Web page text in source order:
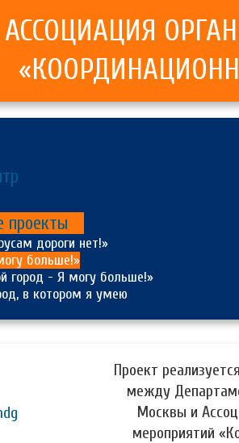
АССОЦИАЦИЯ
проекты
дороги нет!»
больше!»
город - Я могу больше!»
в котором я умею
Проект
между
Москвы и
мероприятий